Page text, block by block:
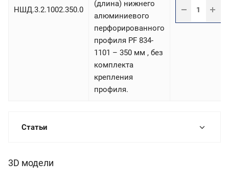
НШД.3.2.1002.350.0
(длина) нижнего
алюминиевого
перфорированного
профиля PF 834-
1101 – 350 мм , без
комплекта
крепления
профиля.
Статьи
3D модели